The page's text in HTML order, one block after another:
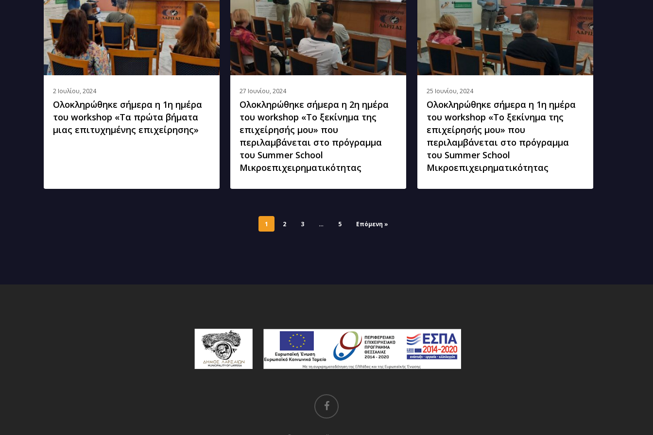
1η
ημέρα
του
workshop
«Τα
πρώτα
βήματα
μιας
επιτυχημένης
επιχείρησης»
2 Ιουλίου, 2024
Ολοκληρώθηκε σήμερα η 1η ημέρα
του workshop «Τα πρώτα βήματα
μιας επιτυχημένης επιχείρησης»
ημέρα
του
workshop
«Το
ξεκίνημα
της
επιχείρησής
μου»
που
περιλαμβάνεται
στο
πρόγραμμα
του
Μικροεπιχειρηματικότητας
27 Ιουνίου, 2024
Ολοκληρώθηκε σήμερα η 2η ημέρα
του workshop «Το ξεκίνημα της
επιχείρησής μου» που
περιλαμβάνεται στο πρόγραμμα
του Summer School
Μικροεπιχειρηματικότητας
ημέρα
του
workshop
«Το
ξεκίνημα
της
επιχείρησής
μου»
που
περιλαμβάνεται
στο
πρόγραμμα
του
25 Ιουνίου, 2024
Ολοκληρώθηκε σήμερα η 1η ημέρα
του workshop «Το ξεκίνημα της
επιχείρησής μου» που
περιλαμβάνεται στο πρόγραμμα
του Summer School
Μικροεπιχειρηματικότητας
1 2 3 … 5 Επόμενη »
facebook